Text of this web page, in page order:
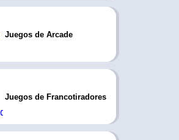
Juegos de Arcade
Juegos de Francotiradores